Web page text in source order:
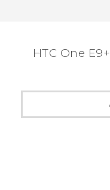
البحث عن المواضيع حول HTC One E9+